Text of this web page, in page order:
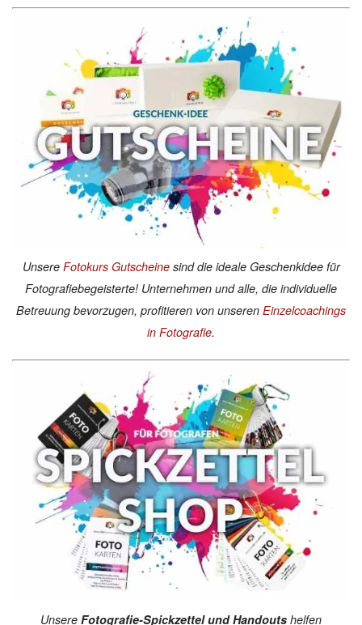
Unsere Fotokurs Gutscheinesind die ideale Geschenkidee für
Fotografiebegeisterte! Unternehmen und alle, die individuelle
Betreuung bevorzugen, profitieren von unseren Einzelcoachings
in Fotografie.
Unsere Fotografie-Spickzettel und Handouts helfen